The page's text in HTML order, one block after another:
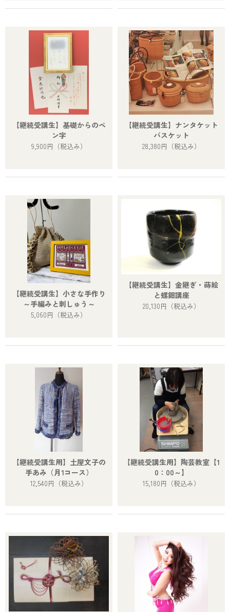
【継続受講生】基礎からのペ
ン字
9,900円 （税込み）
【継続受講生】ナンタケット
バスケット
28,380円 （税込み）
【継続受講生】小さな手作り
～手編みと刺しゅう～
5,060円 （税込み）
【継続受講生】金継ぎ・蒔絵
と螺鈿講座
20,130円 （税込み）
【継続受講生用】土屋文子の
手あみ（月1コース）
12,540円 （税込み）
【継続受講生用】陶芸教室【1
0：00～】
15,180円 （税込み）